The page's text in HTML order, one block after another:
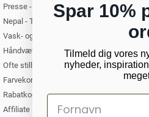
Presse - PashminaWear i medierne
Nepal - Turist i Kathmandu. Om at rejse til
Vask- og plejeanvisning for cashmere
Håndvævede tørklæder og sjaler
Ofte stillede spørgsmål om cashmere
Farvekort - oversigt over alle vores farver
Rabatkode til PashminaWear
Affiliate Partner
Spar 10%
Tilmeld dig vores
nyheder,